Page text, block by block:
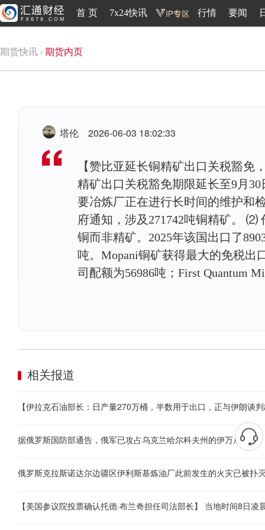
首 页 7x24快讯 行情 要闻
期货快讯 期货内页
塔伦 2026-06-03 18:02:33
【赞比亚延长铜精矿出口关税豁
精矿出口关税豁免期限延长至9月
要冶炼厂正在进行长时间的维护和
府通知，涉及271742吨铜精矿。 ⑵
铜而非精矿。2025年该国出口了
吨。Mopani铜矿获得最大的免税出
司配额为56986吨；First Quantum
相关报道
据俄罗斯国防部通告，俄军已攻占乌克兰哈尔科夫州的伊万尼夫卡
俄罗斯克拉斯诺达尔边疆区伊利斯基炼油厂此前发生的火灾已被扑